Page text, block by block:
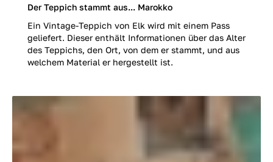
Der Teppich stammt aus... Marokko
Ein Vintage-Teppich von Elk wird mit einem Pass
geliefert. Dieser enthält Informationen über das Alter
des Teppichs, den Ort, von dem er stammt, und aus
welchem Material er hergestellt ist.